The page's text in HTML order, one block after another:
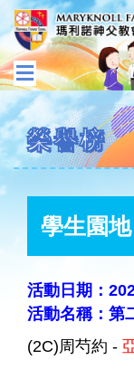
榮譽榜
學生園地
活動日期：
活動名稱：第
(2C)周芍約 -